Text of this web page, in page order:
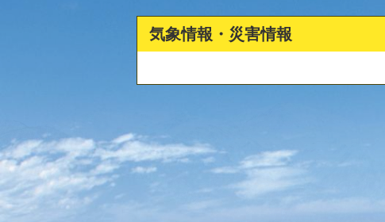
ド
気象情報・災害情報